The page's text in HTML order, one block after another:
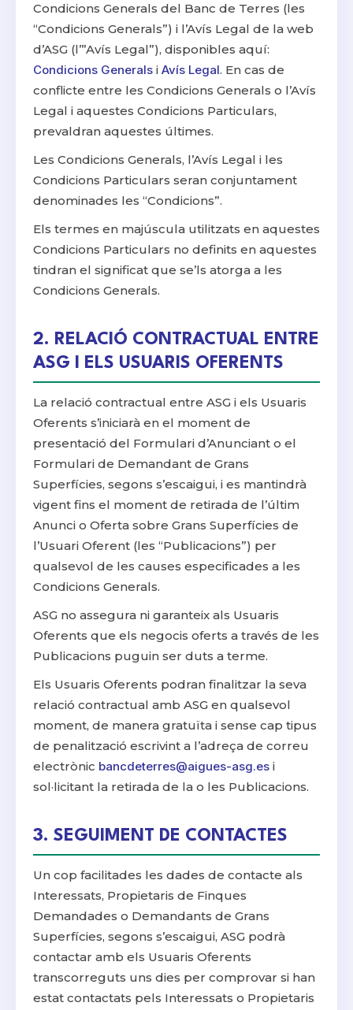
Condicions Generals del Banc de Terres (les
“Condicions Generals”) i l’Avís Legal de la web
d’ASG (l’”Avís Legal”), disponibles aquí:
Condicions Generals i Avís Legal. En cas de
conflicte entre les Condicions Generals o l’Avís
Legal i aquestes Condicions Particulars,
prevaldran aquestes últimes.
Les Condicions Generals, l’Avís Legal i les
Condicions Particulars seran conjuntament
denominades les “Condicions”.
Els termes en majúscula utilitzats en aquestes
Condicions Particulars no definits en aquestes
tindran el significat que se’ls atorga a les
Condicions Generals.
2. RELACIÓ CONTRACTUAL ENTRE
ASG I ELS USUARIS OFERENTS
La relació contractual entre ASG i els Usuaris
Oferents s’iniciarà en el moment de
presentació del Formulari d’Anunciant o el
Formulari de Demandant de Grans
Superfícies, segons s’escaigui, i es mantindrà
vigent fins el moment de retirada de l’últim
Anunci o Oferta sobre Grans Superfícies de
l’Usuari Oferent (les “Publicacions”) per
qualsevol de les causes especificades a les
Condicions Generals.
ASG no assegura ni garanteix als Usuaris
Oferents que els negocis oferts a través de les
Publicacions puguin ser duts a terme.
Els Usuaris Oferents podran finalitzar la seva
relació contractual amb ASG en qualsevol
moment, de manera gratuïta i sense cap tipus
de penalització escrivint a l’adreça de correu
electrònic bancdeterres@aigues-asg.es i
sol·licitant la retirada de la o les Publicacions.
3. SEGUIMENT DE CONTACTES
Un cop facilitades les dades de contacte als
Interessats, Propietaris de Finques
Demandades o Demandants de Grans
Superfícies, segons s’escaigui, ASG podrà
contactar amb els Usuaris Oferents
transcorreguts uns dies per comprovar si han
estat contactats pels Interessats o Propietaris